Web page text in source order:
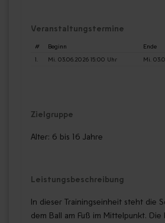
Veranstaltungstermine
# Beginn
Ende
1.
Mi. 03.06.2026 15:00 Uhr Mi.
Zielgruppe
Alter: 6 bis 16 Jahre
Leistungsbeschreibung
In dieser Trainingseinheit steht die
dem Ball am Fuß im Mittelpunkt.